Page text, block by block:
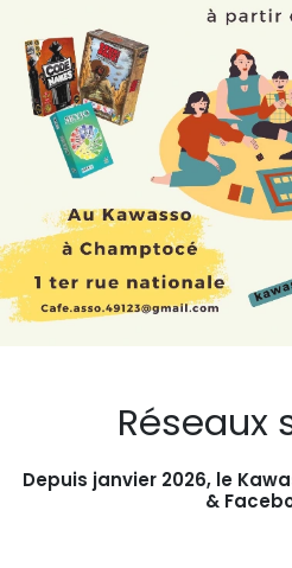
Réseaux
Depuis janvier 2026, le
&